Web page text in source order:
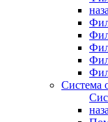
Система